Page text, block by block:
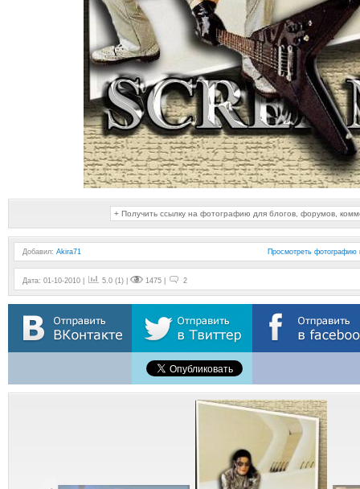
+ Получить ссылку на фотографию для блогов, форумов,
Добавил: Akira71 Просмотреть фотографию
Дата: 01-10-2010 | 5.0 (1) | 1475 | 2